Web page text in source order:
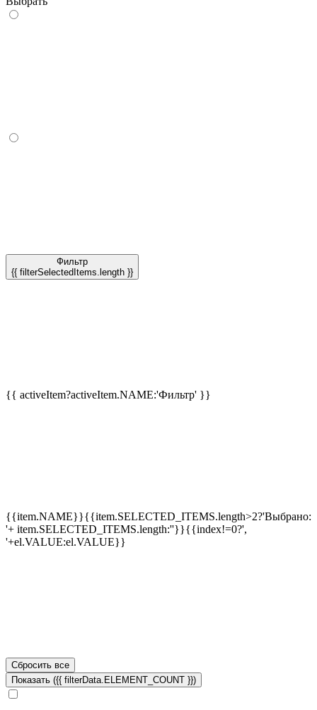
Фильтр
{{ filterSelectedItems.length }}
{{ activeItem?activeItem.NAME:'Фильтр' }}
{{item.NAME}}{{item.SELECTED_ITEMS.length>2?'Выбрано:
'+ item.SELECTED_ITEMS.length:''}}{{index!=0?',
'+el.VALUE:el.VALUE}}
Сбросить все
Показать ({{ filterData.ELEMENT_COUNT }})